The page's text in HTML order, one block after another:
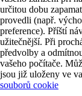
určitou dobu
provedli (např.
preference). Příští
užitečnější. Při
předvolby a
vašeho počítače.
jsou již uloženy ve
souborů cookie